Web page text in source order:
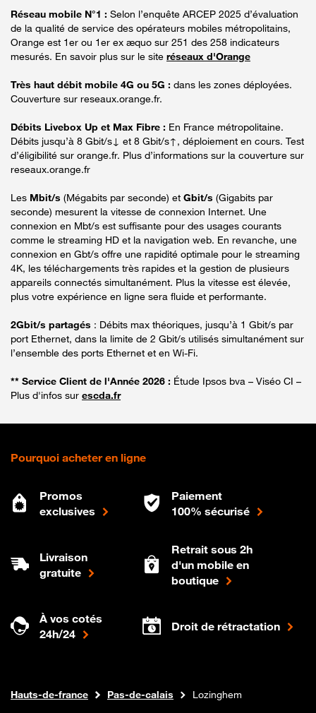
Réseau mobile N°1 : Selon l’enquête ARCEP 2025 d’évaluation
de la qualité de service des opérateurs mobiles métropolitains,
Orange est 1er ou 1er ex æquo sur 251 des 258 indicateurs
mesurés. En savoir plus sur le site réseaux d'Orange
Très haut débit mobile 4G ou 5G : dans les zones déployées.
Couverture sur reseaux.orange.fr.
Débits Livebox Up et Max Fibre : En France métropolitaine.
Débits jusqu’à 8 Gbit/s↓ et 8 Gbit/s↑, déploiement en cours. Test
d’éligibilité sur orange.fr. Plus d’informations sur la couverture sur
reseaux.orange.fr
Les Mbit/s (Mégabits par seconde) et Gbit/s (Gigabits par
seconde) mesurent la vitesse de connexion Internet. Une
connexion en Mbt/s est suffisante pour des usages courants
comme le streaming HD et la navigation web. En revanche, une
connexion en Gbt/s offre une rapidité optimale pour le streaming
4K, les téléchargements très rapides et la gestion de plusieurs
appareils connectés simultanément. Plus la vitesse est élevée,
plus votre expérience en ligne sera fluide et performante.
2Gbit/s partagés : Débits max théoriques, jusqu’à 1 Gbit/s par
port Ethernet, dans la limite de 2 Gbit/s utilisés simultanément sur
l’ensemble des ports Ethernet et en Wi-Fi.
** Service Client de l'Année 2026 : Étude Ipsos bva – Viséo CI –
Plus d'infos sur escda.fr
Pourquoi acheter en ligne
Promos
exclusives
Paiement
100% sécurisé
Livraison
gratuite
Retrait sous 2h
d'un mobile en
boutique
À vos cotés
24h/24
Droit de rétractation
Boutique Orange
Internet fibre
Hauts-de-france Pas-de-calais Lozinghem